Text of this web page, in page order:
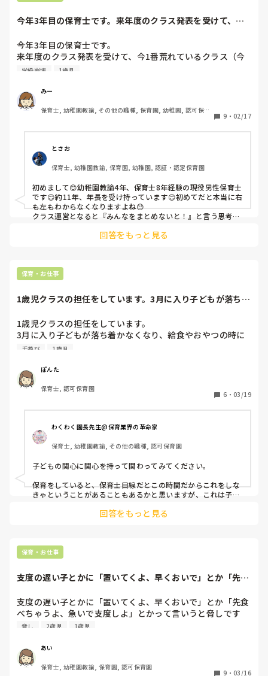
今年3年目の保育士です。来年度のクラス発表を受けて、今1
今年3年目の保育士です。
来年度のクラス発表を受けて、今1番荒れているクラス（今
３歳児、来年４歳児）担当だと言われました。
幼児を受け持ったことがありません。来年度は幼児担当が初
で、さらに荒れているクラスということもあり今から不安し
かないです。
今現在、頼れる先輩保育士もおらず、3年目の私が未満児の
リーダーを任されている環境、、。
学級崩壊とも言っていいクラスを立て直すにはどうしたら良
いでしょうか。何かアドバイスがあればよろしくお願いしま
あと、まだ診断は受けていないのですがADHDの疑いのある
児もいます、、。
学級崩壊 1歳児
みー
保育士, 幼稚園教諭, その他の職種, 保育園, 幼稚園, 認可保育
9 ・ 02/17
とさお
保育士, 幼稚園教諭, 保育園, 幼稚園, 認証・認定保育園
初めまして😊幼稚園教諭4年、保育士8年経験の現役男性保育士
です😊約11年、年長を受け持っています😊初めてだと本当に右
も左もわからなくなりますよね😓
クラス運営となると『みんなをまとめないと！』と言う思考に
不可能です。僕は常に『今日は3人の子どもを理解する』と、
最初から完璧なんて無理なのでみーさんらしく、目の前の子ど
もを理解し、受け入れてあげればと思います😆一緒に頑張りま
偉そうにすみませんでした💧
回答をもっと見る
保育・お仕事
1歳児クラスの担任をしています。3月に入り子どもが落ち着
1歳児クラスの担任をしています。
3月に入り子どもが落ち着かなくなり、給食やおやつの時に
手遊びしても声かけしても来ない子が数名でてきました。
危ないのでやめてもらいたいです。
そこにつられてしまう子どももいて、無理にやると余計座ら
進級や転園など何か感じているようで、甘えも多いです。
気持ちは受け止めますが、ぐちゃぐちゃになってしまうの
で、悩んでいます。
また危険なことを叱ると泣き、優しい先生がなぐさめてくれ
るので同じ思いでいてほしいなと思ってしまいます。
その先生と組むと子どもたちはだっこになり、歩いて散歩に
いけません。。
しくお願いします。
手遊び 1歳児
ぽんた
保育士, 認可保育園
6 ・ 03/19
わくわく園長先生@保育業界の革命家
保育士, 幼稚園教諭, その他の職種, 認可保育園
子どもの関心に関心を持って関わってみてください。
保育をしていると、保育士目線だとこの時間だからこれをしな
きゃということがあることもあるかと思いますが、これは子ど
だと思います。
叱った後のことと散歩の時のことは、カテゴリーが別の話なの
心の点を大切にしながら話し合って決めるといいと思いますよ
頑張ってください👍
回答をもっと見る
保育・お仕事
支度の遅い子とかに「置いてくよ、早くおいで」とか「先食
支度の遅い子とかに「置いてくよ、早くおいで」とか「先食
べちゃうよ、急いで支度しよ」とかって言いうと脅しです
か？
脅し 2歳児 1歳児
あい
保育士, 幼稚園教諭, 保育園, 認可保育園
9 ・ 03/16